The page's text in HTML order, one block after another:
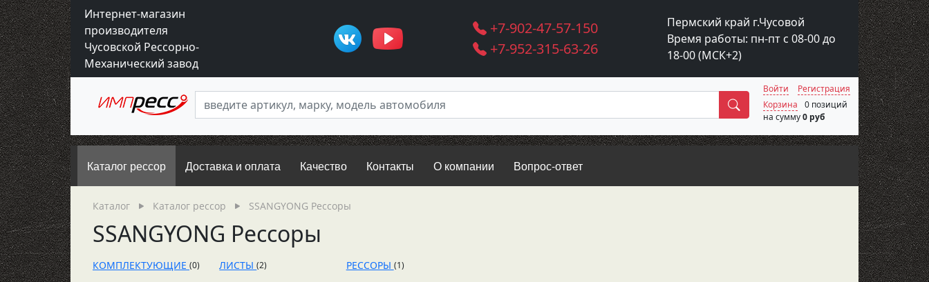
Интернет-магазин
производителя
Чусовской Рессорно-
Механический завод
+7-902-47-57-150
+7-952-315-63-26
Пермский край г.Чусовой
Время работы: пн-пт с 08-00 до
18-00 (МСК+2)
Поиск
Войти
Регистрация
Корзина
0 позиций
на сумму0 руб
Каталог рессор Доставка и оплата Качество Контакты О компании Вопрос-ответ
Каталог Каталог рессор SSANGYONG Рессоры
SSANGYONG Рессоры
КОМПЛЕКТУЮЩИЕ (0) ЛИСТЫ(2) РЕССОРЫ (1)